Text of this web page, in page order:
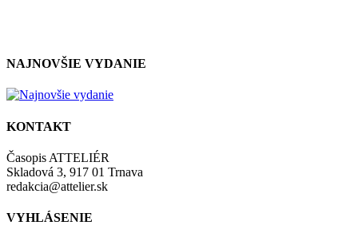
NAJNOVŠIE VYDANIE
KONTAKT
Časopis ATTELIÉR
Skladová 3, 917 01 Trnava
redakcia@attelier.sk
VYHLÁSENIE